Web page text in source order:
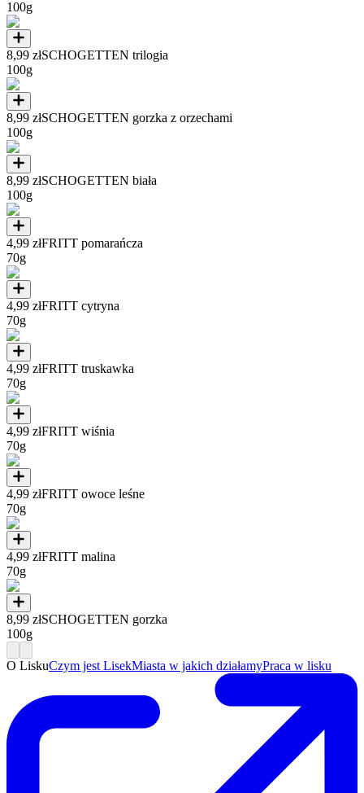
100g
8,99 złSCHOGETTEN trilogia
100g
8,99 złSCHOGETTEN gorzka z orzechami
100g
8,99 złSCHOGETTEN biała
100g
4,99 złFRITT pomarańcza
70g
4,99 złFRITT cytryna
70g
4,99 złFRITT truskawka
70g
4,99 złFRITT wiśnia
70g
4,99 złFRITT owoce leśne
70g
4,99 złFRITT malina
70g
8,99 złSCHOGETTEN gorzka
100g
O LiskuCzym jest LisekMiasta w jakich działamyPraca w lisku